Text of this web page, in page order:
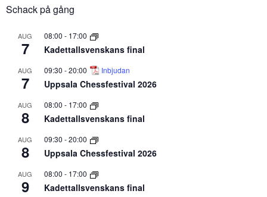
Schack på gång
AUG
7
08:00 - 17:00
Kadettallsvenskans final
AUG
7
09:30 -20:00 Inbjudan
Uppsala Chessfestival 2026
AUG
8
08:00 - 17:00
Kadettallsvenskans final
AUG
8
09:30 -20:00
Uppsala Chessfestival 2026
AUG
9
08:00 - 17:00
Kadettallsvenskans final